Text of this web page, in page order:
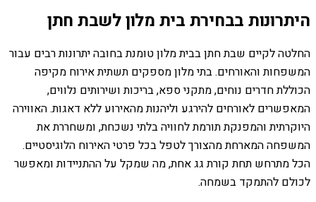
היתרונות בבחירת בית מלון לשבת חתן
החלטה לקיים שבת חתן בבית מלון טומנת בחובה יתרונות רבים עבור
המשפחות והאורחים. בתי מלון מספקים תשתית אירוח מקיפה
הכוללת חדרים נוחים, מתקני ספא, בריכות ושירותים נלווים,
המאפשרים לאורחים להירגע וליהנות מהאירוע ללא דאגות. האווירה
היוקרתית והמפנקת תורמת לחוויה בלתי נשכחת, ומשחררת את
המשפחה המארחת מהצורך לטפל בכל פרטי האירוח הלוגיסטיים.
הכל מתרחש תחת קורת גג אחת, מה שמקל על ההתניידות ומאפשר
לכולם להתמקד בשמחה.